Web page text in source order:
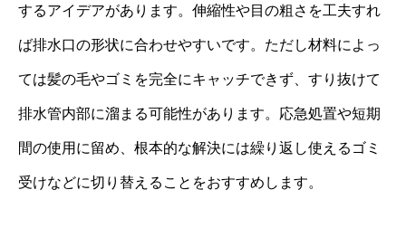
するアイデアがあります。伸縮性や目の粗さを工夫すれ
ば排水口の形状に合わせやすいです。ただし材料によっ
ては髪の毛やゴミを完全にキャッチできず、すり抜けて
排水管内部に溜まる可能性があります。応急処置や短期
間の使用に留め、根本的な解決には繰り返し使えるゴミ
受けなどに切り替えることをおすすめします。